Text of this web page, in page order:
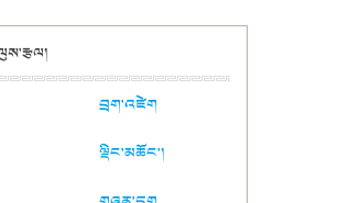
བྲག་འཛེག
ལྡིང་མཆོང་།